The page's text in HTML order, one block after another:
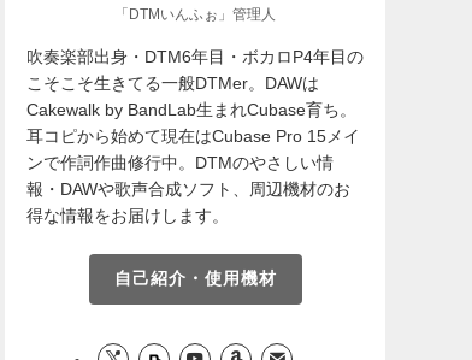
「DTMいんふぉ」管理人
吹奏楽部出身・DTM6年目・ボカロP4年目の
こそこそ生きてる一般DTMer。DAWは
Cakewalk by BandLab生まれCubase育ち。
耳コピから始めて現在はCubase Pro 15メイ
ンで作詞作曲修行中。DTMのやさしい情
報・DAWや歌声合成ソフト、周辺機材のお
得な情報をお届けします。
自己紹介・使用機材